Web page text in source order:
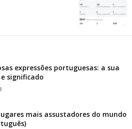
expressões portuguesas: a sua
significado
mais assustadores do mundo